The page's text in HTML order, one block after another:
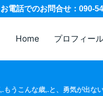
お電話でのお問合せ：090-
Home プロフィー
うこんな歳,.と、勇気が出な